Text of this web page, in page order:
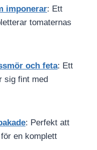
imponerar: Ett
tomaternas
och feta: Ett
sig fint med
: Perfekt att
en komplett